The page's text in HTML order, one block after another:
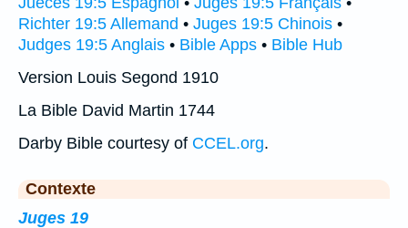
Richter 19:5 Allemand • Juges 19:5 Chinois •
Judges 19:5 Anglais • Bible Apps • Bible Hub
Version Louis Segond 1910
La Bible David Martin 1744
Darby Bible courtesy of CCEL.org.
Contexte
Juges 19